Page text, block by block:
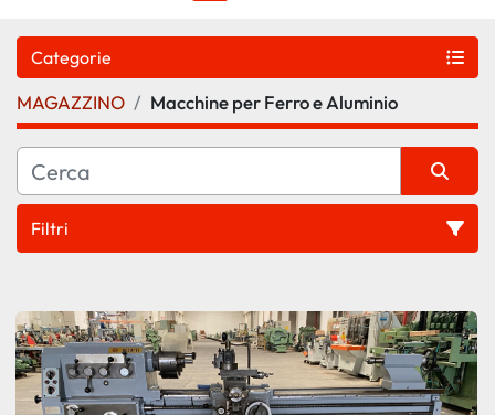
Categorie
MAGAZZINO Macchine per Ferro e Aluminio
Filtri